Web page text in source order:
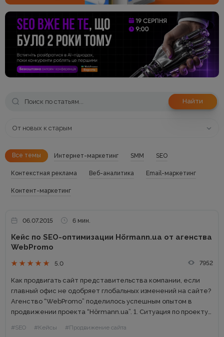
Найти
От новых к старым
Все темы Интернет-маркетинг SMM SEO
Контекстная реклама Веб-аналитика Email-маркетинг
Контент-маркетинг
06.07.2015 6 мин.
Кейс по SEO-оптимизации Hörmann.ua от агенства
WebPromo
5.0 7952
Как продвигать сайт представительства компании, если
главный офис не одобряет глобальных изменений на сайте?
Агенство “WebPromo” поделилось успешным опытом в
продвижении проекта “Hörmann.ua”. 1. Ситуация по проекту
Hörmann крупнейший в Европе производитель...
#SEO #Кейсы #Продвижение сайта